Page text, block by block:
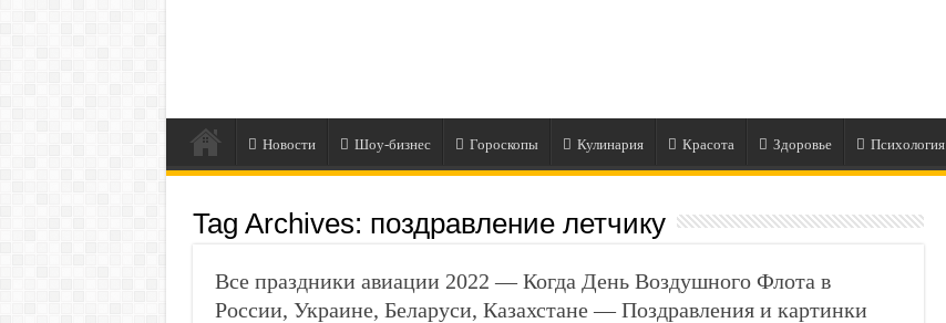
Новости Шоу-бизнес Гороскопы Кулинария Красота Здоровье Психология
Tag Archives: поздравление летчику
Все праздники авиации 2022 — Когда День Воздушного Флота в
России, Украине, Беларуси, Казахстане — Поздравления и картинки